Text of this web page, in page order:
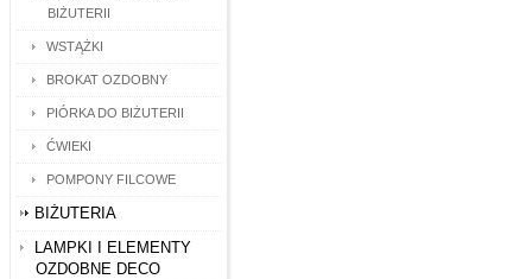
BIŻUTERII
WSTĄŻKI
BROKAT OZDOBNY
PIÓRKA DO BIŻUTERII
ĆWIEKI
POMPONY FILCOWE
BIŻUTERIA
LAMPKI I ELEMENTY
OZDOBNE DECO